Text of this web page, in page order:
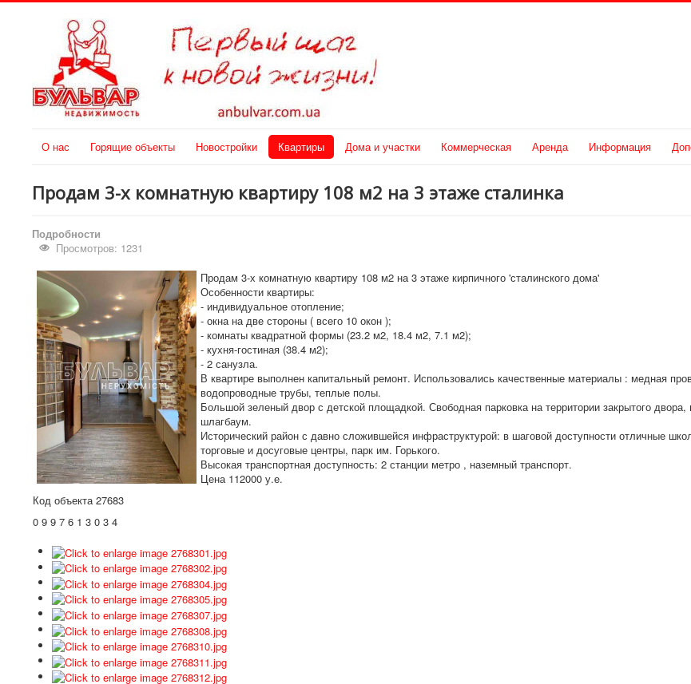
О нас Горящие объекты Новостройки Квартиры Дома и участки Коммерческая Аренда Информация
Продам 3-х комнатную квартиру 108 м2 на 3 этаже сталинка
Подробности
Просмотров: 1231
Продам 3-х комнатную квартиру 108 м2 на 3 этаже кирпичного 'сталинского дома'
Особенности квартиры:
- индивидуальное отопление;
- окна на две стороны ( всего 10 окон );
- комнаты квадратной формы (23.2 м2, 18.4 м2, 7.1 м2);
- кухня-гостиная (38.4 м2);
- 2 санузла.
В квартире выполнен капитальный ремонт. Использовались качественные материалы : медная
водопроводные трубы, теплые полы.
Большой зеленый двор с детской площадкой. Свободная парковка на территории закрытого двора,
шлагбаум.
Исторический район с давно сложившейся инфраструктурой: в шаговой доступности отличные
торговые и досуговые центры, парк им. Горького.
Высокая транспортная доступность: 2 станции метро , наземный транспорт.
Цена 112000 у.е.
Код объекта 27683
0 9 9 7 6 1 3 0 3 4